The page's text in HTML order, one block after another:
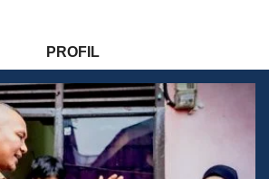
PROFIL